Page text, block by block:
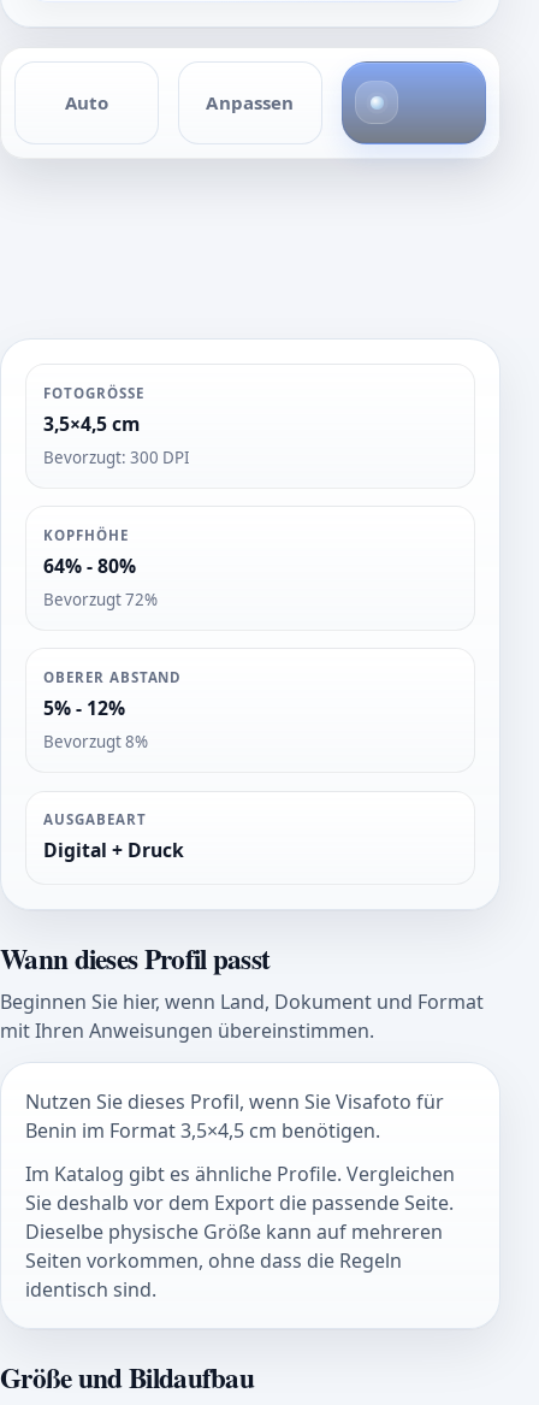
Auto Anpassen
FOTOGRÖSSE
3,5×4,5 cm
Bevorzugt: 300 DPI
KOPFHÖHE
64% - 80%
Bevorzugt 72%
OBERER ABSTAND
5% - 12%
Bevorzugt 8%
AUSGABEART
Digital + Druck
Wann dieses Profil passt
Beginnen Sie hier, wenn Land, Dokument und Format
mit Ihren Anweisungen übereinstimmen.
Nutzen Sie dieses Profil, wenn Sie Visafoto für
Benin im Format 3,5×4,5 cm benötigen.
Im Katalog gibt es ähnliche Profile. Vergleichen
Sie deshalb vor dem Export die passende Seite.
Dieselbe physische Größe kann auf mehreren
Seiten vorkommen, ohne dass die Regeln
identisch sind.
Größe und Bildaufbau